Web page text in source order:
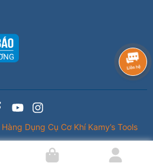
Dụng Cụ Cơ Khí Kamy’s Tools